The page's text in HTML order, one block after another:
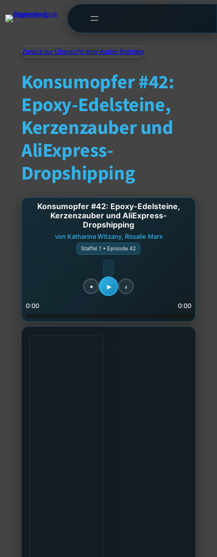
Zurück zur Übersicht aller Audio-Beiträge
Konsumopfer #42:
Epoxy-Edelsteine,
Kerzenzauber und
AliExpress-
Dropshipping
Konsumopfer #42: Epoxy-Edelsteine,
Kerzenzauber und AliExpress-
Dropshipping
von Katharina Witzany, Rosalie Marx
Staffel 1 • Episode 42
0:00 0:00